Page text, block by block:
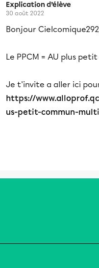
Explication d’élève
30 août 2022
Bonjour
Le PPCM = AU plus
Je t'invite a aller ici
https://
us-petit-commun-